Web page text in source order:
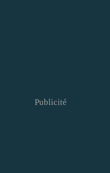
Publicité